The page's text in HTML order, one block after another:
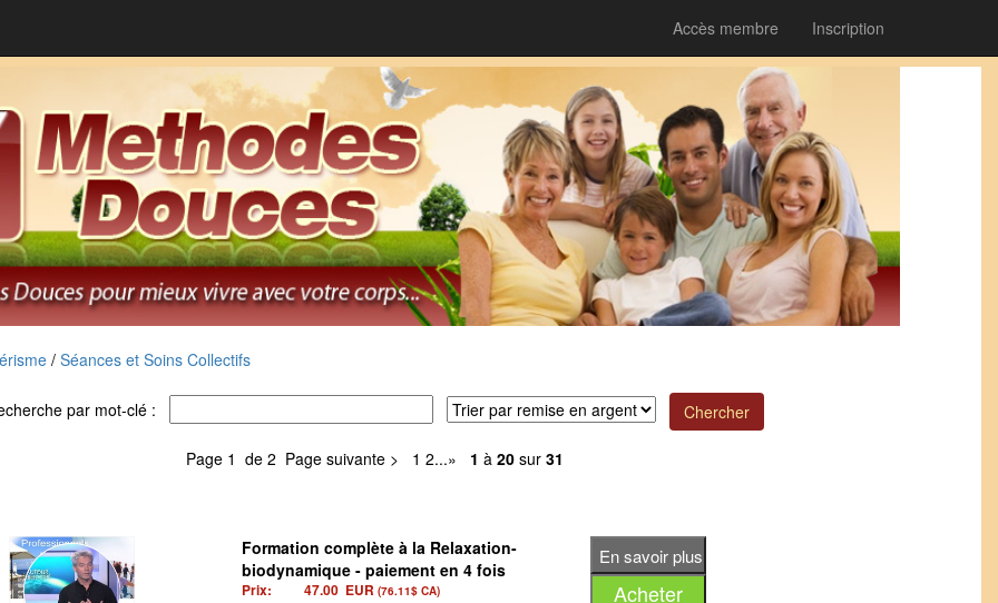
Accès membre Inscription
/ Séances et Soins Collectifs
par mot-clé :
Page 1 de 2 Page suivante > 1 2...» 1 à 20sur 31
Formation complète à la Relaxation-
biodynamique - paiement en 4 fois
Prix: 47.00 EUR (76.11$ CA)